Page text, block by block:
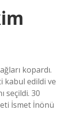
kopardı.
kabul edildi ve
seçildi. 30
İsmet İnönü